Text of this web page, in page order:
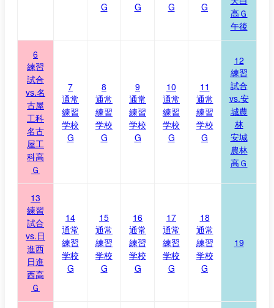
G
G
G
G
高Ｇ
午後
6
練習
試合
vs.名
古屋
工科
名古
屋工
科高
Ｇ
7
通常
練習
学校
G
8
通常
練習
学校
G
9
通常
練習
学校
G
10
通常
練習
学校
G
11
通常
練習
学校
G
12
練習
試合
vs.安
城農
林
安城
農林
高Ｇ
13
練習
試合
vs.日
進西
日進
西高
Ｇ
14
通常
練習
学校
G
15
通常
練習
学校
G
16
通常
練習
学校
G
17
通常
練習
学校
G
18
通常
練習
学校
G
19